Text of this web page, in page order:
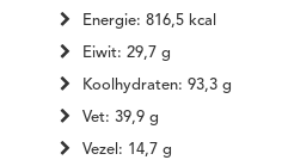
Energie: 816,5 kcal
Eiwit: 29,7 g
Koolhydraten: 93,3 g
Vet: 39,9 g
Vezel: 14,7 g